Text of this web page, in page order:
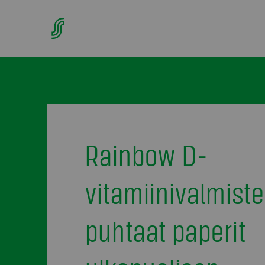
Rainbow D-
puhtaat paperit